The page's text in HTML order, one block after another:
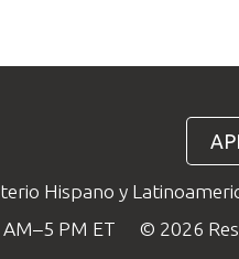
Hispano y
PM ET
© 2026